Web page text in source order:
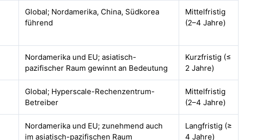
Global; Nordamerika, China, Südkorea
führend
Mittelfristig
(2–4 Jahre)
Nordamerika und EU; asiatisch-
pazifischer Raum gewinnt an Bedeutung
Kurzfristig (≤
2 Jahre)
Global; Hyperscale-Rechenzentrum-
Betreiber
Mittelfristig
(2–4 Jahre)
Nordamerika und EU; zunehmend auch
im asiatisch-pazifischen Raum
Langfristig (≥
4 Jahre)